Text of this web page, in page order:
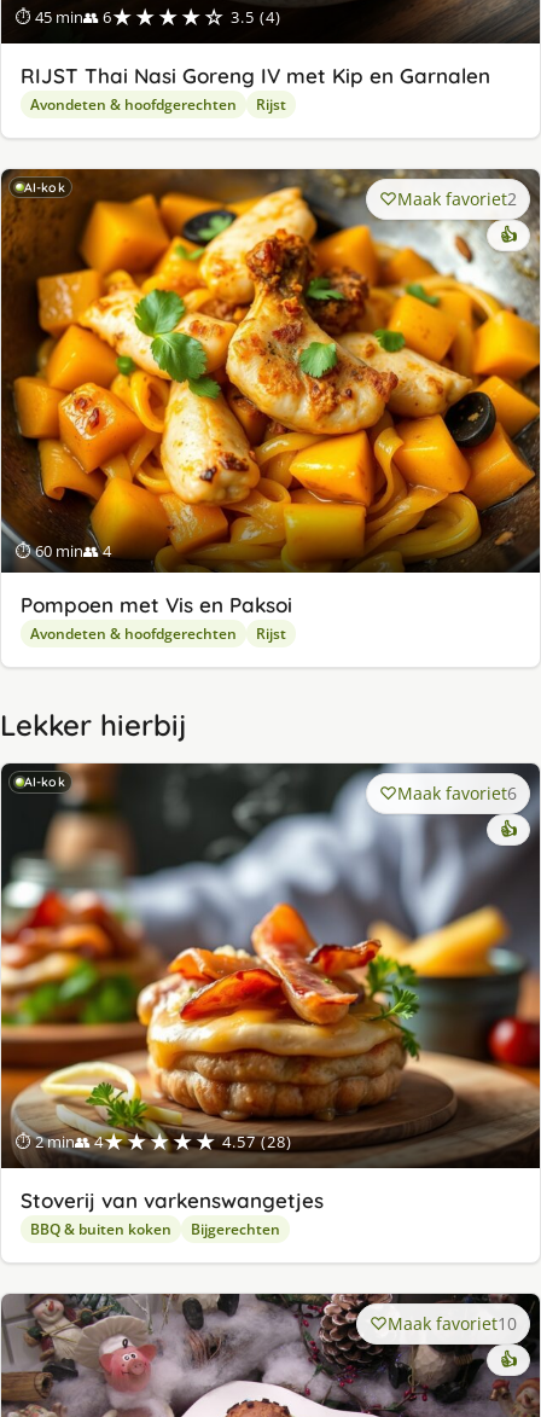
⏱ 45 min👥 6★★★★☆ 3.5 (4)
RIJST Thai Nasi Goreng IV met Kip en Garnalen
Avondeten & hoofdgerechten Rijst
AI-kok
⏱ 60 min👥 4
Maak favoriet2
👍
Pompoen met Vis en Paksoi
Avondeten & hoofdgerechten Rijst
Lekker hierbij
AI-kok
⏱ 2 min👥 4★★★★★ 4.57 (28)
Maak favoriet6
👍
Stoverij van varkenswangetjes
BBQ & buiten koken Bijgerechten
Maak favoriet10
👍